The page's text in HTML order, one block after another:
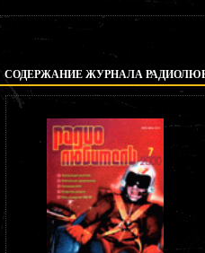
СОДЕРЖАНИЕ ЖУРНАЛА